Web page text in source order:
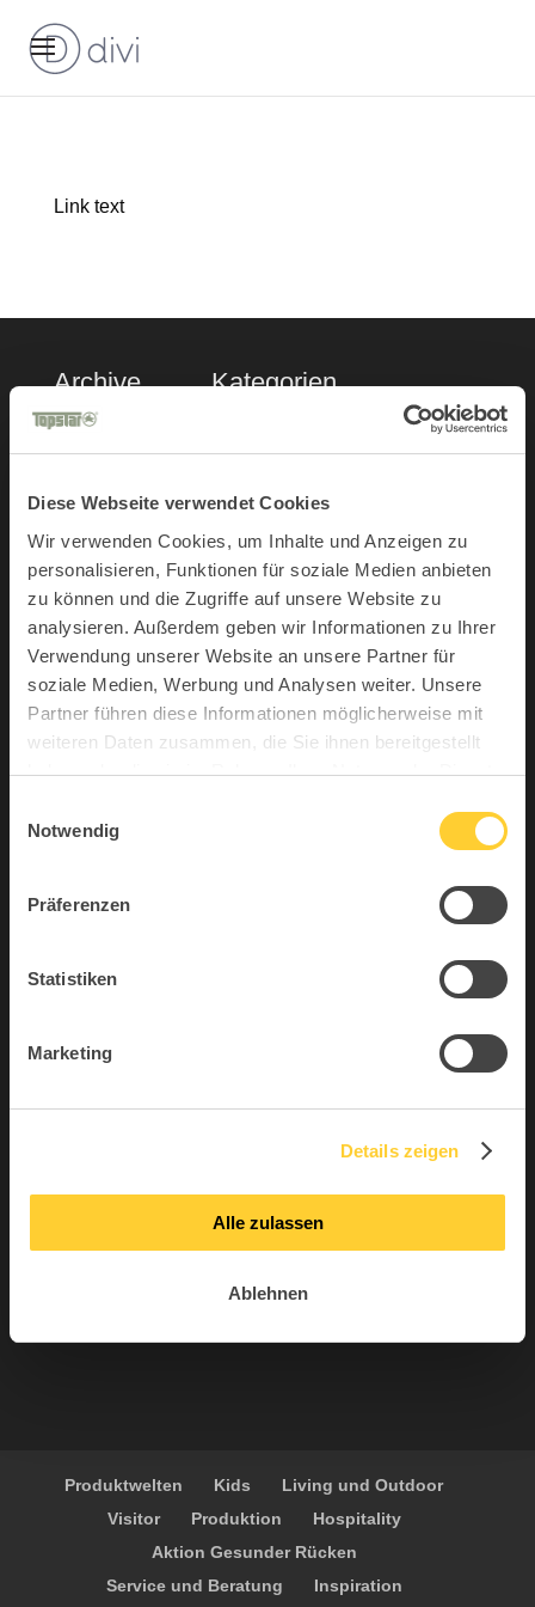
Diese Webseite verwendet Cookies
Wir verwenden Cookies, um Inhalte und Anzeigen zu
personalisieren, Funktionen für soziale Medien anbieten
zu können und die Zugriffe auf unsere Website zu
analysieren. Außerdem geben wir Informationen zu Ihrer
Verwendung unserer Website an unsere Partner für
soziale Medien, Werbung und Analysen weiter. Unsere
Partner führen diese Informationen möglicherweise mit
weiteren Daten zusammen, die Sie ihnen bereitgestellt
haben oder die sie im Rahmen Ihrer Nutzung der Dienste
Notwendig
Präferenzen
Statistiken
Marketing
Details zeigen
Alle zulassen
Ablehnen
Link text
Archive
Juli 2026
Februar 2026
Januar 2026
Dezember 2025
September 2025
Juni 2025
Mai 2025
Februar 2025
August 2024
Mai 2024
Kategorien
Sitness
Sitness Urban
Topstar
Produktwelten Kids
Living und Outdoor
Visitor
Produktion
Hospitality
Aktion Gesunder Rücken
Service und Beratung
Inspiration